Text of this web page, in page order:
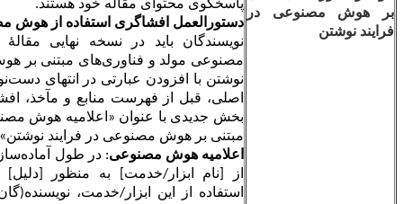
پاسخگوی محتوای مقاله خود هستند.
دستورالعمل افشاگری استفاده از هوش مصنوعی:
نویسندگان باید در نسخه نهایی مقالۀ خود استفاده از هوش
مصنوعی مولد و فناوری‌های مبتنی بر هوش مصنوعی را در فرایند
نوشتن با افزودن عبارتی در انتهای دست‌نوشته خود در فایل نسخه
اصلی، قبل از فهرست منابع و مآخذ، افشا کنند. این بیانیه باید در
بخش جدیدی با عنوان «اعلامیه هوش مصنوعی مولد و فناوری‌های
مبتنی بر هوش مصنوعی در فرایند نوشتن» قرار گیرد.
: در طول آماده‌سازی این اثر، نویسنده(گان)
از [نام ابزار/خدمت] به منظور [دلیل] استفاده کردند. پس از
استفاده از این ابزار/خدمت، نویسنده(گان) مطالب را در صورت